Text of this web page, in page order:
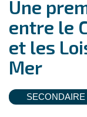
Une
entre le
et les
Mer
SECONDAIRE